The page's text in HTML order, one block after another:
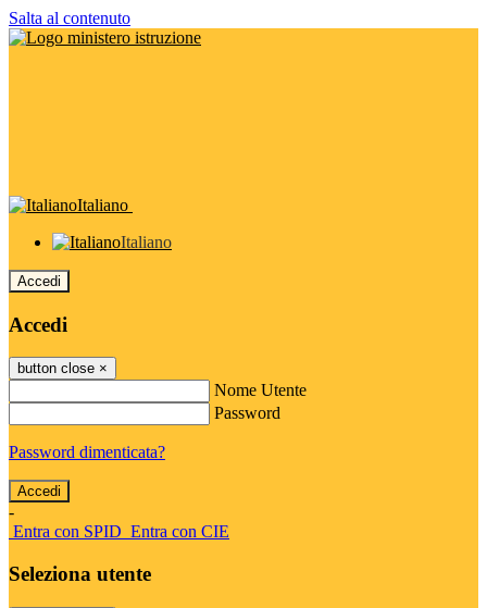
Salta al contenuto
Italiano
Italiano
Accedi
Accedi
button close ×
Nome Utente
Password
Password dimenticata?
-
Entra con SPID Entra con CIE
Seleziona utente